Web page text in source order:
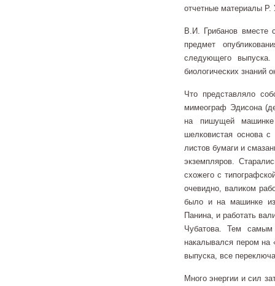
отчетные материалы
В.И. Грибанов вместе
предмет
следующего выпуска.
биологических знаний
Что представляло
мимеограф Эдисона
на пишущей машинке
шелковистая основа
листов бумаги и
экземпляров.
схожего с
очевидно, валиком
было и на машинке
Панина, и работать
Чубатова. Тем
накалывался пером на
выпуска, все
Много энергии и сил